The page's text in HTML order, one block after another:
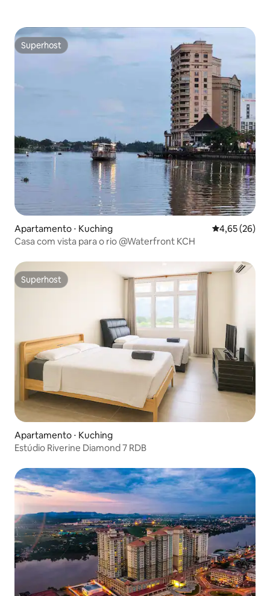
Superhost
Superhost
Apartamento ⋅ Kuching 4,65 de uma
4,65 (26)
Casa com vista para o rio @Waterfront KCH
Superhost
Superhost
Apartamento ⋅ Kuching
Estúdio Riverine Diamond 7 RDB